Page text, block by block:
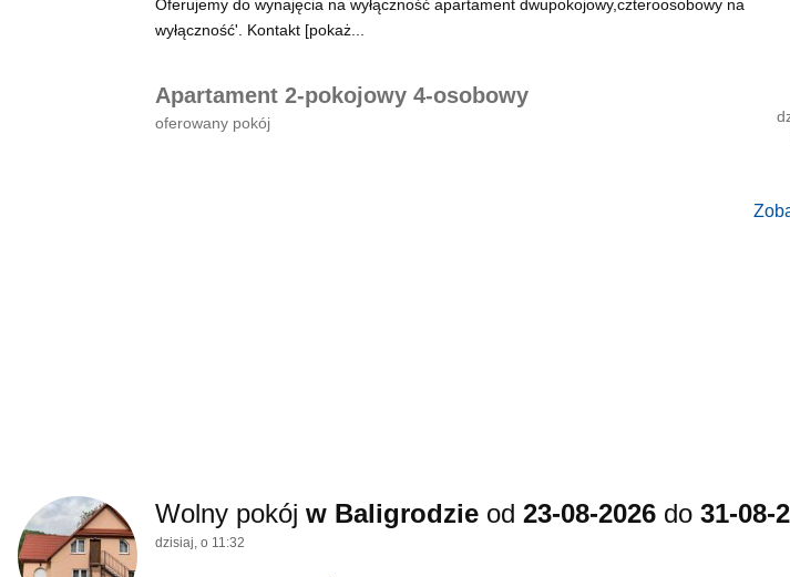
Oferujemy do wynajęcia na wyłączność apartament dwupokojowy,czteroosobowy na
wyłączność'. Kontakt [pokaż...
Apartament 2-pokojowy 4-osobowy
oferowany pokój
Wolny pokój w Baligrodzie od 23-08-2026 do 31-08-
dzisiaj, o 11:32